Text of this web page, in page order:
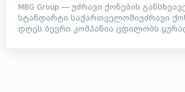
MBG Group — უძრავი ქონების
სტანდარტი საქართველოშიუძრავი
დღეს ბევრი კომპანია ცდილობს